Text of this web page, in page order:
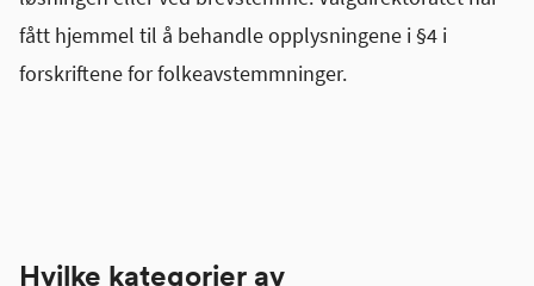
fått hjemmel til å behandle opplysningene i §4 i
forskriftene for folkeavstemmninger.
Hvilke kategorier av